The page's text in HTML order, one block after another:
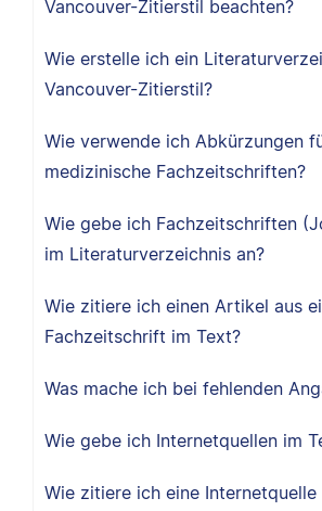
Vancouver-Zitierstil beachten?
Wie erstelle ich ein
Vancouver-Zitierstil?
Wie verwende ich Abkürzungen
medizinische Fachzeitschriften?
Wie gebe ich Fachzeitschriften
im Literaturverzeichnis an?
Wie zitiere ich einen Artikel aus
Fachzeitschrift im Text?
Was mache ich bei fehlenden
Wie gebe ich Internetquellen im
Wie zitiere ich eine Internetquelle